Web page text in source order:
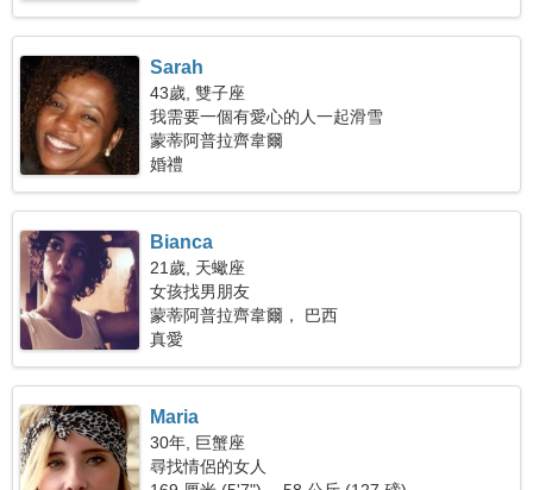
Sarah
43歲, 雙子座
我需要一個有愛心的人一起滑雪
蒙蒂阿普拉齊韋爾
婚禮
Bianca
21歲, 天蠍座
女孩找男朋友
蒙蒂阿普拉齊韋爾， 巴西
真愛
Maria
30年, 巨蟹座
尋找情侶的女人